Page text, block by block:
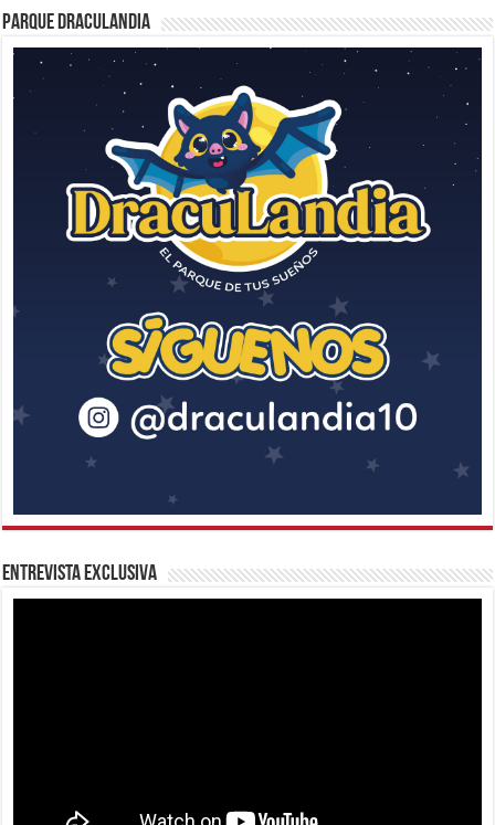
Parque Draculandia
Entrevista Exclusiva